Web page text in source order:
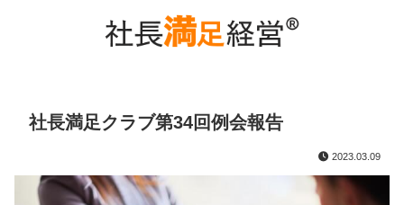
社長満足クラブ第34回例会報告
2023.03.09